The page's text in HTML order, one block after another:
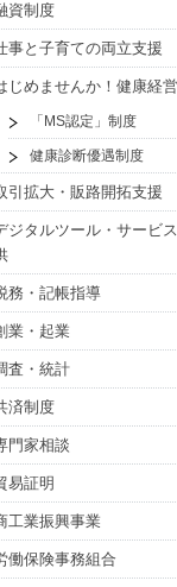
資制度
事と子育ての両立支援
じめませんか！健康経営
「MS認定」制度
健康診断優遇制度
引拡大・販路開拓支援
ジタルツール・サービ
務・記帳指導
業・起業
査・統計
済制度
門家相談
易証明
工業振興事業
働保険事務組合